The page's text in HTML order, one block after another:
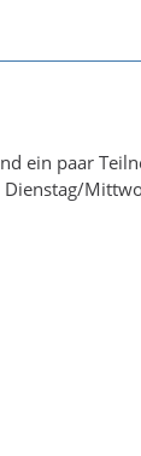
ein paar